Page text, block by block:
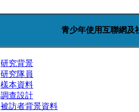
青少年使用互聯網及
研究背景
研究隊員
樣本資料
調查設計
被訪者背景資料